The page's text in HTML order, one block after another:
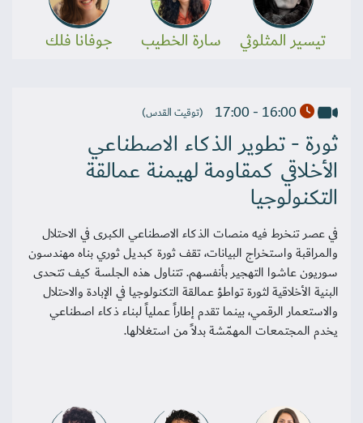
تيسير المثلوثي سارة الخطيب جوفانا فلك
16:00 - 17:00 (توقيت القدس)
ثورة - تطوير الذكاء الاصطناعي
الأخلاقي كمقاومة لهيمنة عمالقة
التكنولوجيا
في عصر تنخرط فيه منصات الذكاء الاصطناعي الكبرى في الاحتلال
والمراقبة واستخراج البيانات، تقف ثورة كبديل ثوري بناه مهندسون
سوريون عاشوا التهجير بأنفسهم. تتناول هذه الجلسة كيف تتحدى
البنية الأخلاقية لثورة تواطؤ عمالقة التكنولوجيا في الإبادة والاحتلال
والاستعمار الرقمي، بينما تقدم إطاراً عملياً لبناء ذكاء اصطناعي
يخدم المجتمعات المهمّشة بدلاً من استغلالها.